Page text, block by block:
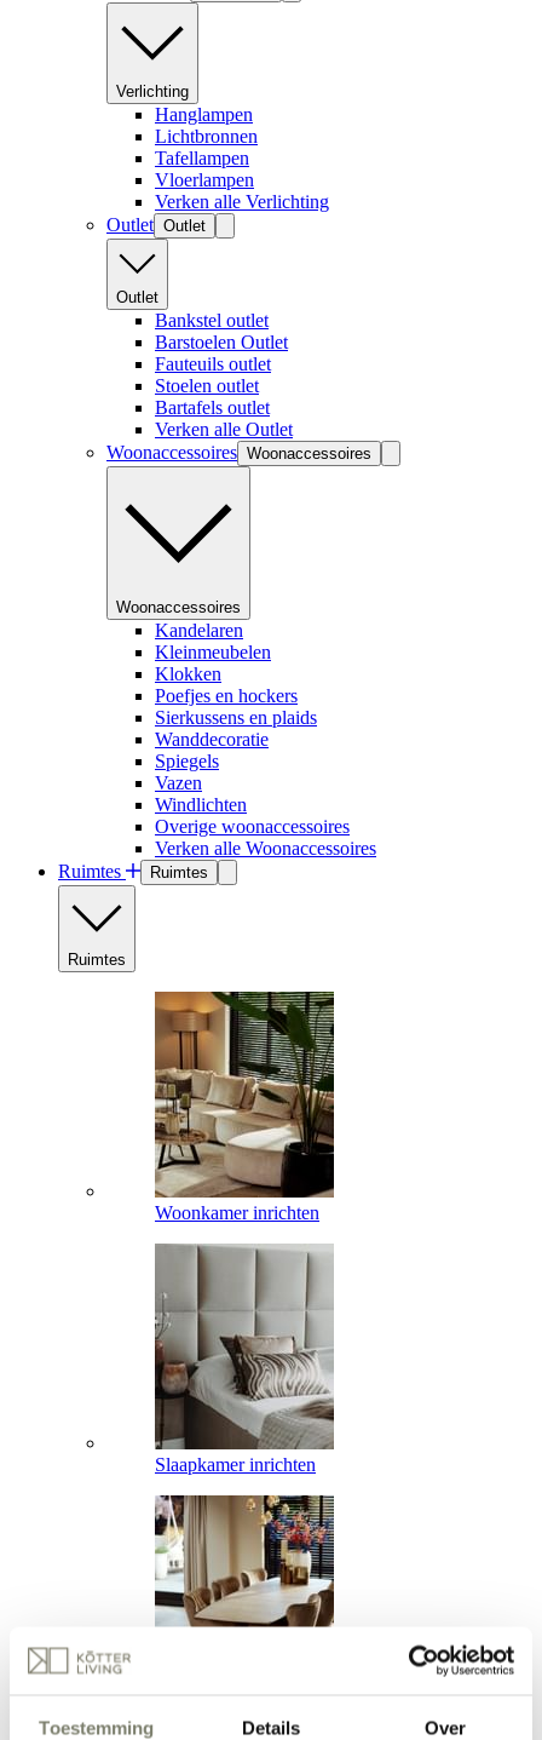
Toestemming Details Over
Verlichting
Hanglampen
Lichtbronnen
Tafellampen
Vloerlampen
Verken alle Verlichting
Outlet Outlet
Outlet
Bankstel outlet
Barstoelen Outlet
Fauteuils outlet
Stoelen outlet
Bartafels outlet
Verken alle Outlet
Woonaccessoires Woonaccessoires
Woonaccessoires
Kandelaren
Kleinmeubelen
Klokken
Poefjes en hockers
Sierkussens en plaids
Wanddecoratie
Spiegels
Vazen
Windlichten
Overige woonaccessoires
Verken alle Woonaccessoires
Ruimtes
Ruimtes
Ruimtes
Woonkamer inrichten
Slaapkamer inrichten
Eetkamer inrichten